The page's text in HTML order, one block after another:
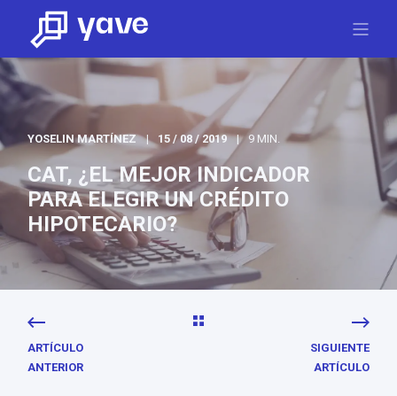
YOSELIN MARTÍNEZ 15 / 08 / 2019 9 MIN.
CAT, ¿EL MEJOR INDICADOR
PARA ELEGIR UN CRÉDITO
HIPOTECARIO?
ARTÍCULO
ANTERIOR
SIGUIENTE
ARTÍCULO